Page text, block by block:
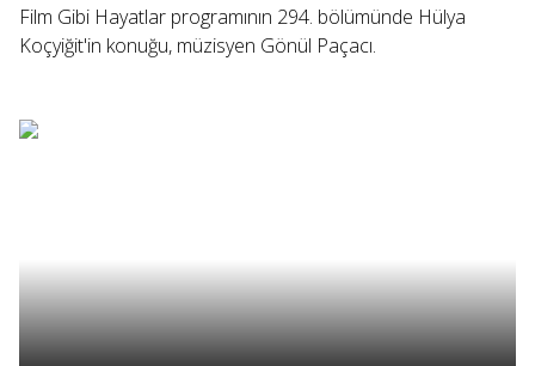
Film Gibi Hayatlar programının 294. bölümünde Hülya
Koçyiğit'in konuğu, müzisyen Gönül Paçacı.